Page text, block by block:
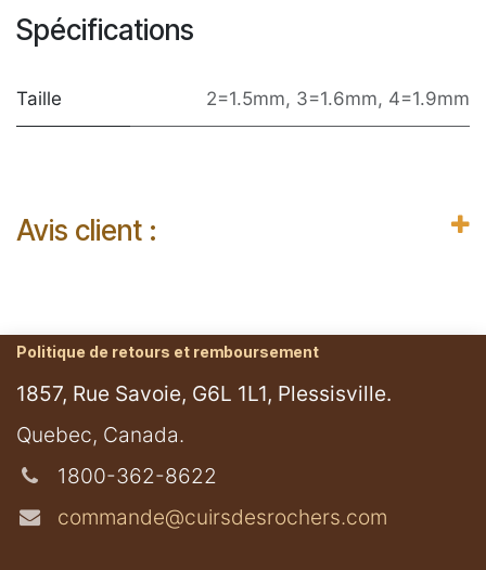
Spécifications
Taille 2=1.5mm, 3=1.6mm, 4=1.9mm
Avis client :
Politique de retours et remboursement
1857, Rue Savoie, G6L 1L1, Plessisville.
​Quebec, Canada.
1800-362-8622
commande@cuirsdesrochers.com